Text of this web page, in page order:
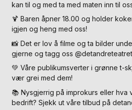
kan til og med ta med maten inn til
🍹 Baren åpner 18.00 og holder
igjen og heng med oss!
📸 Det er lov å filme og ta bilder
gjerne og tagg oss @detandreteatret
💚 Våre publikumsverter i grønne t-
vær grei med dem!
📚 Nysgjerrig på improkurs eller hva
bedrift? Sjekk ut våre tilbud på